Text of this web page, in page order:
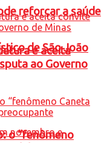
reforçar a saúde
de São João
e aceita
ao Governo
o “fenômeno